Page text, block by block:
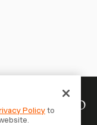
registrado
Policyto